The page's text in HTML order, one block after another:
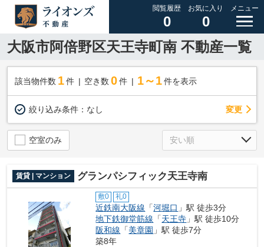
閲覧履歴
0
お気に入り
0
メニュー
大阪市阿倍野区天王寺町南 不動産一覧
該当物件数 1件 空き数 0 件 1～1 件を表示
絞り込み条件： なし 変更
空室のみ
賃貸 | マンション グランパシフィック天王寺南
敷0 礼0
近鉄南大阪線 「河堀口 」駅 徒歩3分
地下鉄御堂筋線 「天王寺 」駅 徒歩10分
阪和線 「美章園 」駅 徒歩7分
築8年